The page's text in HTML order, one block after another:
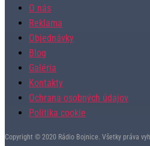
O nás
Reklama
Objednávky
Blog
Galéria
Kontakty
Ochrana osobných údajov
Politika cookie
Copyright © 2020 Rádio Bojnice. Všetky práva